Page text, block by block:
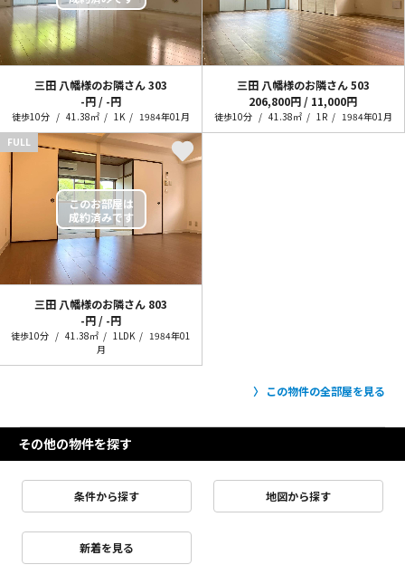
三田 八幡様のお隣さん303
-円 / -円
徒歩10分 41.38㎡ 1K 1984年01月
三田 八幡様のお隣さん503
206,800円 / 11,000円
徒歩10分 41.38㎡ 1R
1984年01月
FULL
三田 八幡様のお隣さん 803
-円 / -円
徒歩10分 41.38㎡ 1LDK
1984年01
月
この物件の全部屋を見る
その他の物件を探す
条件から探す 地図から探す
新着を見る